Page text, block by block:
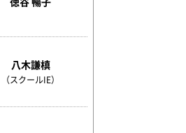
八木謙槙
（スクールIE）